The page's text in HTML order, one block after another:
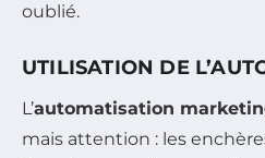
oublié.
UTILISATION DE
L’automatisation
mais attention : les